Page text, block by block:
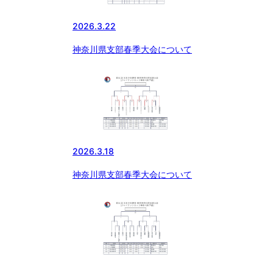
2026.3.22
神奈川県支部春季大会について
2026.3.18
神奈川県支部春季大会について